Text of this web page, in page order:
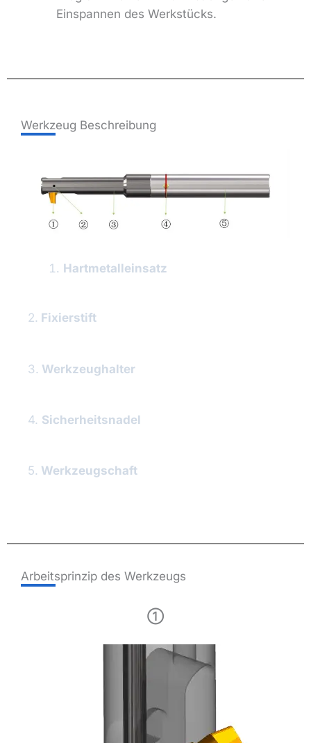
Einspannen des Werkstücks.
Werkzeug Beschreibung
Hartmetalleinsatz
2. Fixierstift
3. Werkzeughalter
4. Sicherheitsnadel
5. Werkzeugschaft
Arbeitsprinzip des Werkzeugs
①